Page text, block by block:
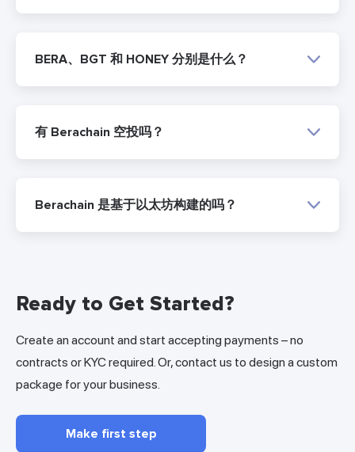
BERA、BGT 和 HONEY 分别是什么？
有 Berachain 空投吗？
Berachain 是基于以太坊构建的吗？
Ready to Get Started?
Create an account and start accepting payments – no
contracts or KYC required. Or, contact us to design a custom
package for your business.
Make first step